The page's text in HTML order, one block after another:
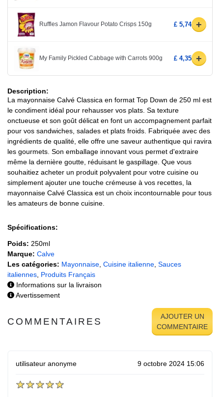
Ruffles Jamon Flavour Potato Crisps 150g £ 5,74 +
My Family Pickled Cabbage with Carrots 900g £ 4,35 +
Description:
La mayonnaise Calvé Classica en format Top Down de 250 ml est
le condiment idéal pour rehausser vos plats. Sa texture
onctueuse et son goût délicat en font un accompagnement parfait
pour vos sandwiches, salades et plats froids. Fabriquée avec des
ingrédients de qualité, elle offre une saveur authentique qui ravira
les gourmets. Son emballage innovant vous permet d'extraire
même la dernière goutte, réduisant le gaspillage. Que vous
souhaitiez acheter un produit polyvalent pour votre cuisine ou
simplement ajouter une touche crémeuse à vos recettes, la
mayonnaise Calvé Classica est un choix incontournable pour tous
les amateurs de bonne cuisine.
Spécifications:
Poids: 250ml
Marque: Calve
Les catégories: Mayonnaise Cuisine italienne Sauces
italiennes Produits Français
Informations sur la livraison
Avertissement
COMMENTAIRES
AJOUTER UN
COMMENTAIRE
utilisateur anonyme 9 octobre 2024 15:06